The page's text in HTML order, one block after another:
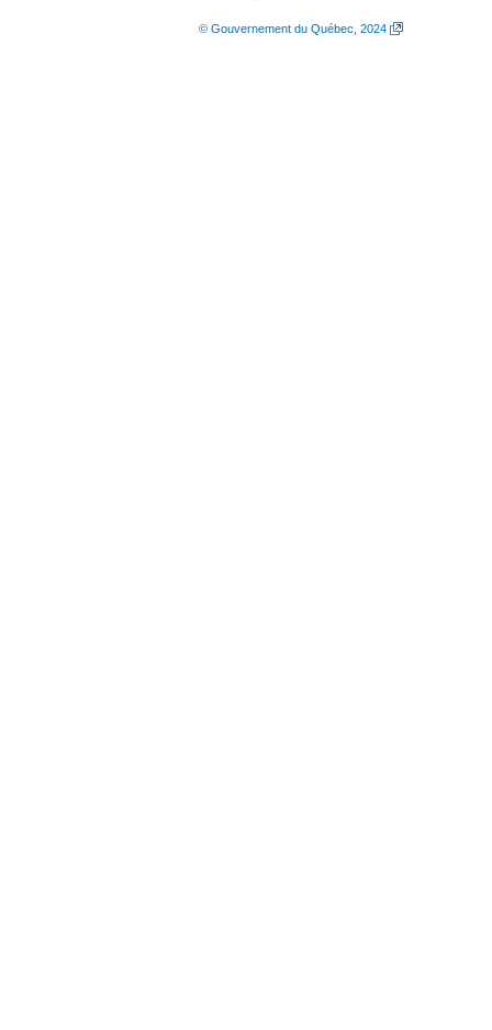
© Gouvernement du Québec, 2024